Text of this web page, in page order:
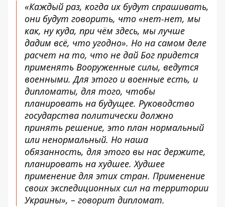
«Каждый раз, когда их будут спрашивать,
они будут говорить, что «нет-нет, мы
как, ну куда, при чём здесь, мы лучше
дадим всё, что угодно». Но на самом деле
расчет на то, что не дай Бог придется
применять Вооруженные силы, ведутся
военными. Для этого и военные есть, и
дипломаты, для того, чтобы
планировать на будущее. Руководство
государства политически должно
принять решение, это план нормальный
или ненормальный. Но наша
обязанность, для этого вы нас держите,
планировать на худшее. Худшее
применение для этих стран. Применение
своих экспедиционных сил на территории
Украины», – говорит дипломат.